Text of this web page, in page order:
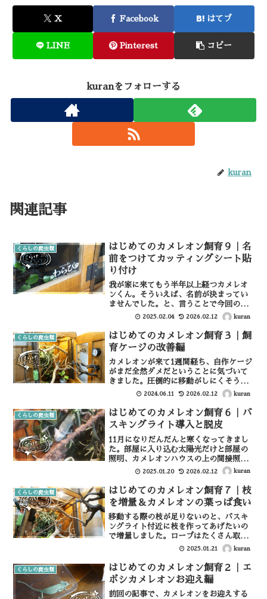
X Facebook はてブ
LINE Pinterest コピー
kuranをフォローする
kuran
関連記事
くらしの爬虫類
はじめてのカメレオン飼育９｜名
前をつけてカッティングシート貼
り付け
我が家に来てもう半年以上経つカメレオ
ンくん。そういえば、名前が決まってい
ませんでした。と、言うことで今回のカ
メレオン記事は、名前をつけてケージに
ンくんの名前いろいろ悩みましたがカメ
レオンくんの名前は、「わ...
2025.02.04 2026.02.12 kuran
くらしの爬虫類
はじめてのカメレオン飼育３｜飼
育ケージの改善編
カメレオンが来て1週間経ち、自作ケージ
がまだ全然ダメだということに気づいて
きました。圧倒的に移動がしにくそうな
のと、ゆっくり休めることができる場所
ジの改善をしていきたいと思います。移
動用のロープを増やす移...
2024.06.11 2026.02.12 kuran
くらしの爬虫類
はじめてのカメレオン飼育６｜バ
スキングライト導入と脱皮
11月になりだんだんと寒くなってきまし
た。部屋に入り込む太陽光だけと部屋の
照明、カメレオンハウスの上の間接照明
だけではちょっとつらそう。なのでカメ
設置してあげようと思います。バスキン
グライトとはバスキング...
2025.01.20 2026.02.12 kuran
くらしの爬虫類
はじめてのカメレオン飼育７｜枝
を増量＆カメレオンの葉っぱ食い
移動する際の枝が足りないのと、バスキ
ングライト付近に枝を作ってあげたいの
で増量しました。ロープはたくさん取り
付けましたが、不安定で細く、移動には
で、太めの枝を組み合わせて作成。枝は
庭から調達したものをいい部...
2025.01.21 kuran
くらしの爬虫類
はじめてのカメレオン飼育２｜エ
ボシカメレオンお迎え編
前回の記事で、カメレオンをお迎えする